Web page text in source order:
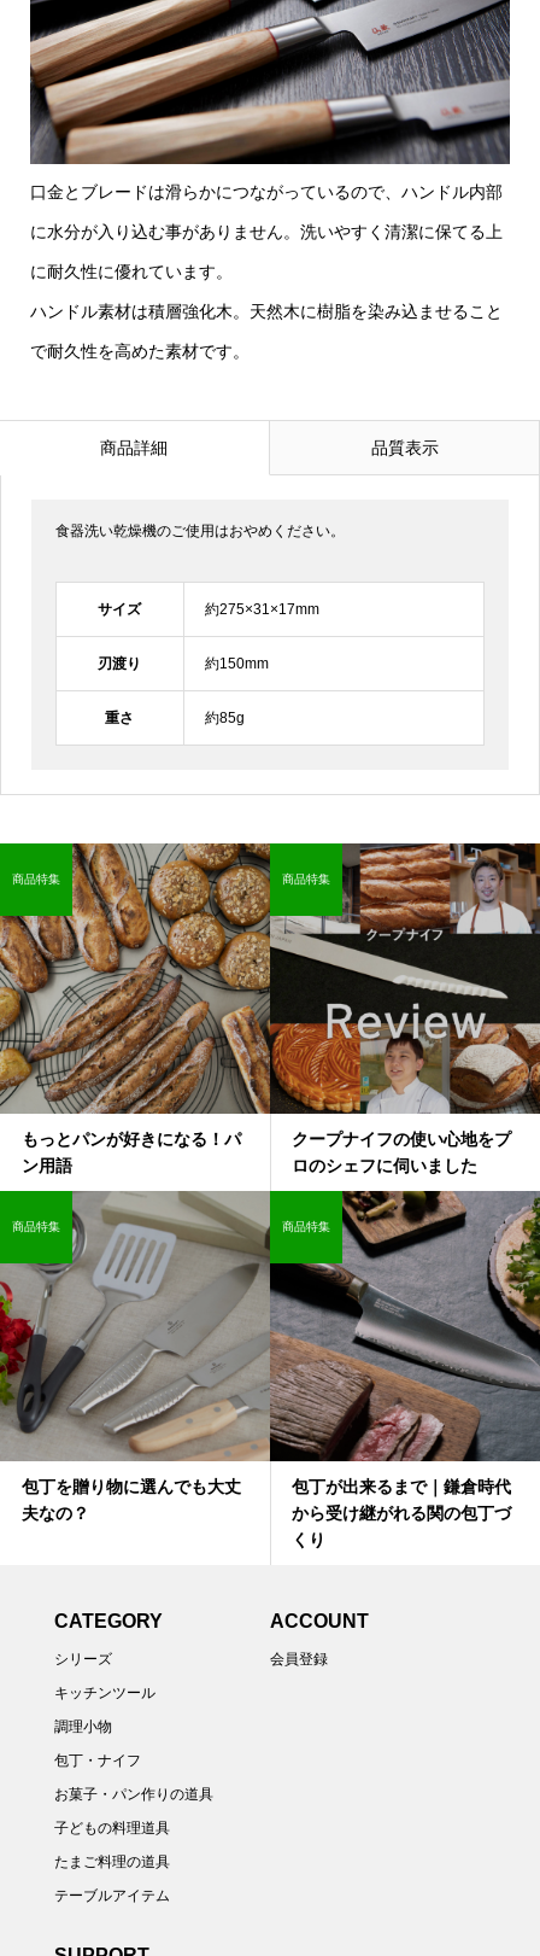
口金とブレードは滑らかにつながっているので、ハンドル内部
に水分が入り込む事がありません。洗いやすく清潔に保てる上
に耐久性に優れています。
ハンドル素材は積層強化木。天然木に樹脂を染み込ませること
で耐久性を高めた素材です。
商品詳細 品質表示
食器洗い乾燥機のご使用はおやめください。
サイズ 約275×31×17mm
刃渡り 約150mm
重さ 約85g
もっとパンが好きになる！パ
ン用語
商品特集
クープナイフの使い心地をプ
ロのシェフに伺いました
商品特集
包丁を贈り物に選んでも大丈
夫なの？
商品特集
包丁が出来るまで｜鎌倉時代
から受け継がれる関の包丁づ
くり
商品特集
CATEGORY
シリーズ
キッチンツール
調理小物
包丁・ナイフ
お菓子・パン作りの道具
子どもの料理道具
たまご料理の道具
テーブルアイテム
ACCOUNT
会員登録